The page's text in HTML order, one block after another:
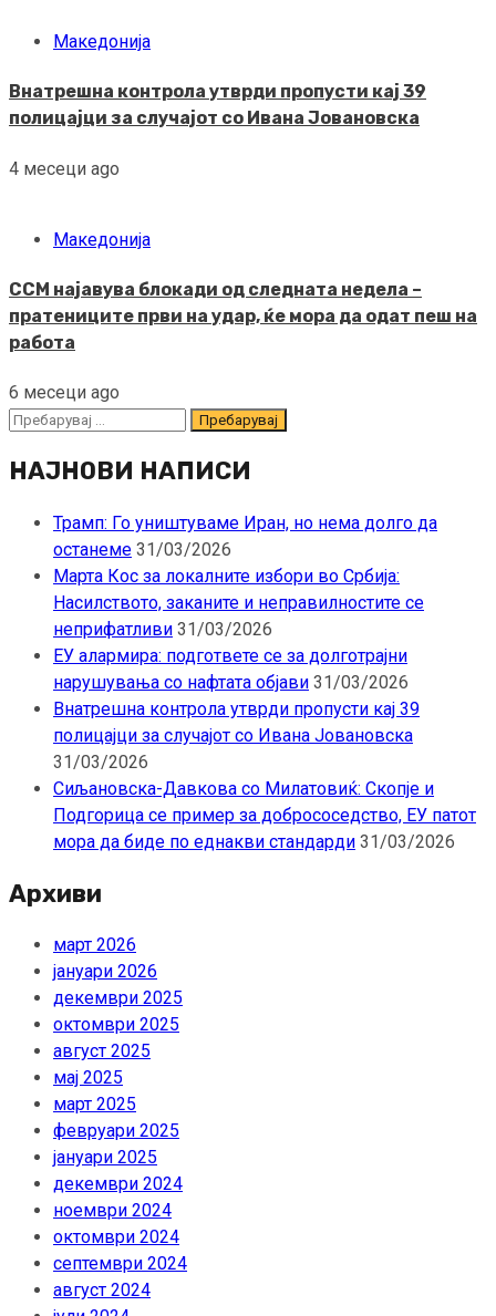
Македонија
Внатрешна контрола утврди пропусти кај 39
полицајци за случајот со Ивана Јовановска
4 месеци ago
Македонија
ССМ најавува блокади од следната недела –
пратениците први на удар, ќе мора да одат пеш на
работа
6 месеци ago
Пребарувај
НАЈНОВИ НАПИСИ
Трамп: Го уништуваме Иран, но нема долго да
останеме 31/03/2026
Марта Кос за локалните избори во Србија:
Насилството, заканите и неправилностите се
неприфатливи 31/03/2026
ЕУ алармира: подгответе се за долготрајни
нарушувања со нафтата објави 31/03/2026
Внатрешна контрола утврди пропусти кај 39
полицајци за случајот со Ивана Јовановска
31/03/2026
Сиљановска-Давкова со Милатовиќ: Скопје и
Подгорица се пример за добрососедство, ЕУ патот
мора да биде по еднакви стандарди 31/03/2026
Архиви
март 2026
јануари 2026
декември 2025
октомври 2025
август 2025
мај 2025
март 2025
февруари 2025
јануари 2025
декември 2024
ноември 2024
октомври 2024
септември 2024
август 2024